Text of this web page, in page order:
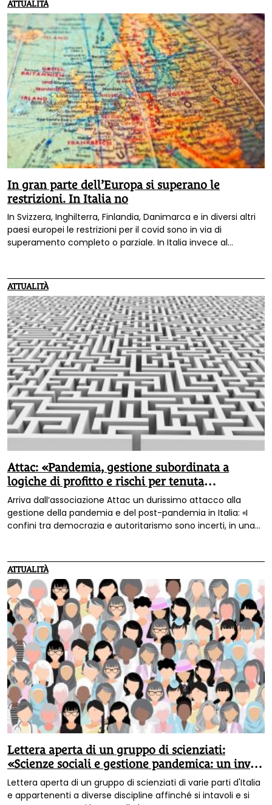
ATTUALITÀ
In gran parte dell’Europa si superano le
restrizioni. In Italia no
In Svizzera, Inghilterra, Finlandia, Danimarca e in diversi altri
paesi europei le restrizioni per il covid sono in via di
superamento completo o parziale. In Italia invece al
eventi e per gli over 50 anche per lavorare; sempre per gli
over 50, oltre che per diverse categorie professionali, vige
anche l'obbligo vaccinale e il green pass base è necessario
per l'accesso a pressochè tutte le attività e servizi a
eccezione degli acquisti di beni essenziali.
ATTUALITÀ
Attac: «Pandemia, gestione subordinata a
logiche di profitto e rischi per tenuta
democratica del paese»
Arriva dall’associazione Attac un durissimo attacco alla
gestione della pandemia e del post-pandemia in Italia: «I
confini tra democrazia e autoritarismo sono incerti, in una
ATTUALITÀ
Lettera aperta di un gruppo di scienziati:
«Scienze sociali e gestione pandemica: un invito
al dibattito»
Lettera aperta di un gruppo di scienziati di varie parti d'Italia
e appartenenti a diverse discipline affinché si intavoli e si